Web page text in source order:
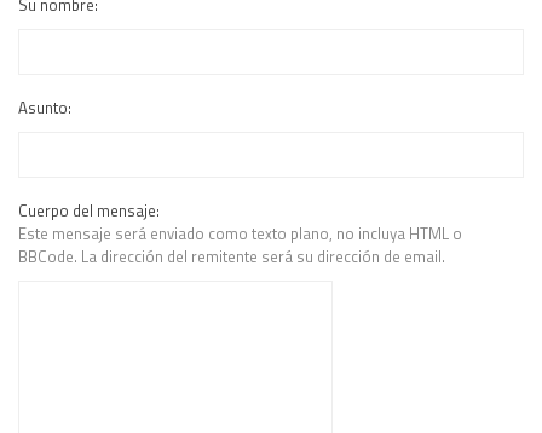
Su nombre:
Asunto:
Cuerpo del mensaje:
Este mensaje será enviado como texto plano, no incluya HTML o
BBCode. La dirección del remitente será su dirección de email.